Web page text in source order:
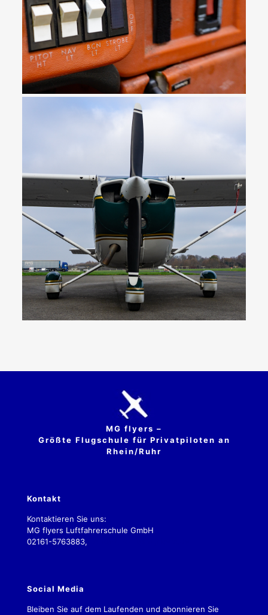
MG flyers –
Größte Flugschule für Privatpiloten an
Rhein/Ruhr
Kontakt
Kontaktieren Sie uns:
MG flyers Luftfahrerschule GmbH
02161-5763883,
Social Media
Bleiben Sie auf dem Laufenden und abonnieren Sie